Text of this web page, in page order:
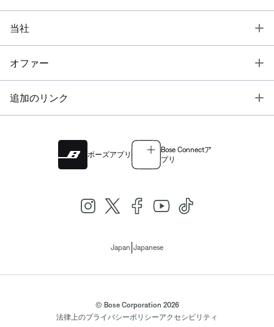
当社
オファー
追加のリンク
ボーズアプリ
Bose Connectア
プリ
Japan Japanese
© Bose Corporation 2026
法律上のプライバシーポリシーアクセシビリティ